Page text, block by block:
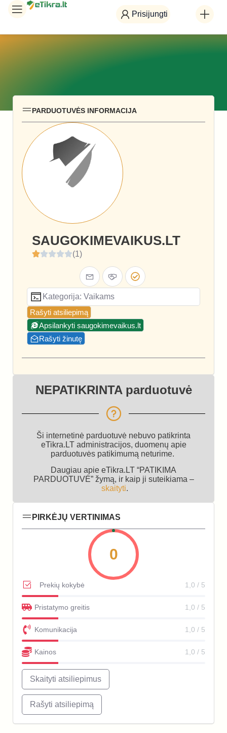
Prisijungti
PARDUOTUVĖS INFORMACIJA
SAUGOKIMEVAIKUS.LT
(1)
Kategorija: Vaikams
Rašyti atsiliepimą
Apsilankyti saugokimevaikus.lt
Rašyti žinutę
NEPATIKRINTA parduotuvė
Ši internetinė parduotuvė nebuvo patikrinta
eTikra.LT administracijos, duomenų apie
parduotuvės patikimumą neturime.
Daugiau apie eTikra.LT “PATIKIMA
PARDUOTUVĖ” žymą, ir kaip ji suteikiama –
skaityti.
PIRKĖJŲ VERTINIMAS
0
Prekių kokybė 1,0 / 5
Pristatymo greitis 1,0 / 5
Komunikacija 1,0 / 5
Kainos 1,0 / 5
Skaityti atsiliepimus
Rašyti atsiliepimą